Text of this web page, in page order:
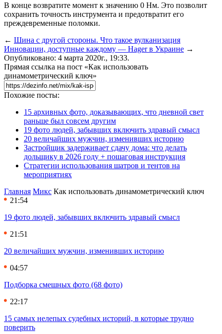
В конце возвратите момент к значению 0 Нм. Это позволит
сохранить точность инструмента и предотвратит его
преждевременные поломки.
← Шина с другой стороны. Что такое вулканизация
Инновации, доступные каждому — Hager в Украине →
Опубликовано: 4 марта 2020г., 19:33.
Прямая ссылка на пост «Как использовать
динамометрический ключ»
Похожие посты:
15 архивных фото, доказывающих, что дневной свет
раньше был совсем другим
19 фото людей, забывших включить здравый смысл
20 величайших мужчин, изменивших историю
Застройщик задерживает сдачу дома: что делать
дольщику в 2026 году + пошаговая инструкция
Стратегии использования шатров и тентов на
мероприятиях
Главная Микс Как использовать динамометрический ключ
21:54
19 фото людей, забывших включить здравый смысл
21:51
20 величайших мужчин, изменивших историю
04:57
Подборка смешных фото (68 фото)
22:17
15 самых нелепых судебных историй, в которые трудно
поверить